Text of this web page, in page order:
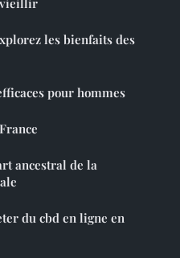
les bienfaits des
pour hommes
ancestral de la
du cbd en ligne en